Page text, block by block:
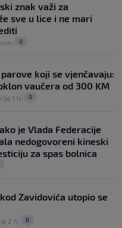
znak važi za
sve u lice i ne mari
0
koji se vjenčavaju:
vaučera od 300 KM
1 h 0
je Vlada Federacije
nedogovoreni kineski
za spas bolnica
Zavidovića utopio se
2 h 0